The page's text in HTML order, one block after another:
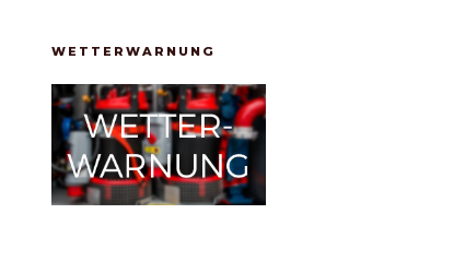
WETTERWARNUNG